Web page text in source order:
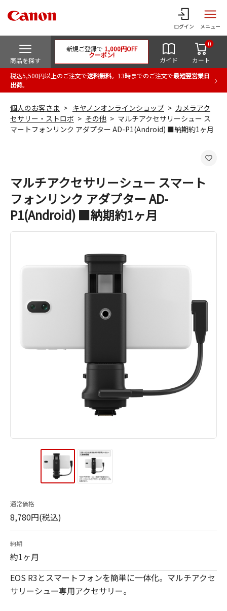
ログイン メニュー
商品を探す
新規ご登録で 1,000円OFF
クーポン!
ガイド カート
0
税込5,500円以上のご注文で送料無料。13時までのご注文で最短翌営業日
出荷。
個人のお客さま キヤノンオンラインショップ
カメラアク
セサリー・ストロボ
その他
マルチアクセサリーシュー ス
マートフォンリンク アダプター AD-P1(Android) ■納期約1ヶ月
マルチアクセサリーシュー スマート
フォンリンク アダプター AD-
P1(Android) ■納期約1ヶ月
通常価格
8,780円(税込)
納期
約1ヶ月
EOS R3とスマートフォンを簡単に一体化。マルチアクセ
サリーシュー専用アクセサリー。